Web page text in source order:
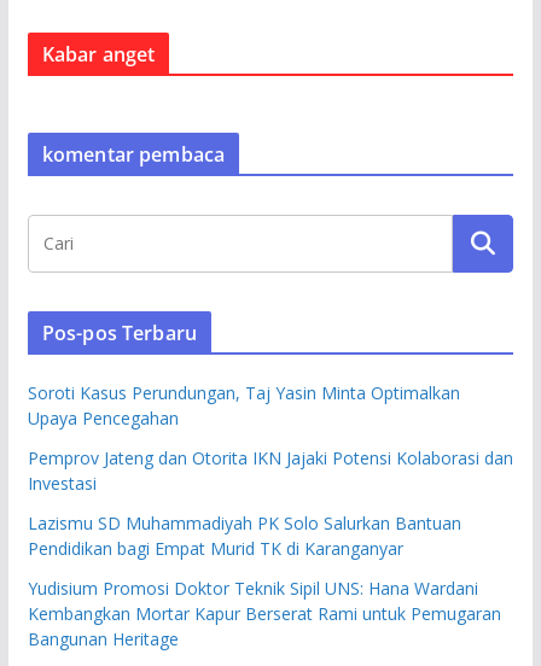
Kabar anget
komentar pembaca
Pos-pos Terbaru
Soroti Kasus Perundungan, Taj Yasin Minta Optimalkan
Upaya Pencegahan
Pemprov Jateng dan Otorita IKN Jajaki Potensi Kolaborasi dan
Investasi
Lazismu SD Muhammadiyah PK Solo Salurkan Bantuan
Pendidikan bagi Empat Murid TK di Karanganyar
Yudisium Promosi Doktor Teknik Sipil UNS: Hana Wardani
Kembangkan Mortar Kapur Berserat Rami untuk Pemugaran
Bangunan Heritage